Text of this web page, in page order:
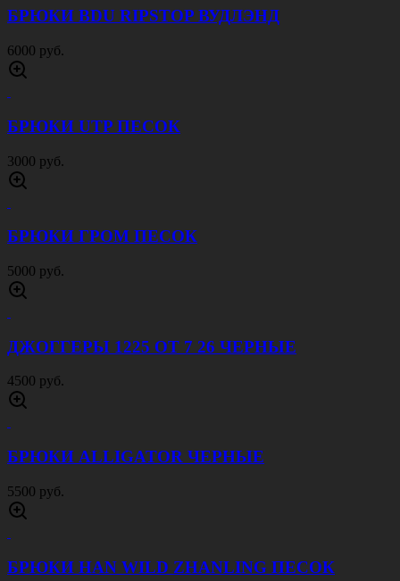
БРЮКИ BDU RIPSTOP ВУДЛЭНД
6000 руб.
БРЮКИ UTP ПЕСОК
3000 руб.
БРЮКИ ГРОМ ПЕСОК
5000 руб.
ДЖОГГЕРЫ 1225 ОТ 7 26 ЧЕРНЫЕ
4500 руб.
БРЮКИ ALLIGATOR ЧЕРНЫЕ
5500 руб.
БРЮКИ HAN WILD ZHANLING ПЕСОК